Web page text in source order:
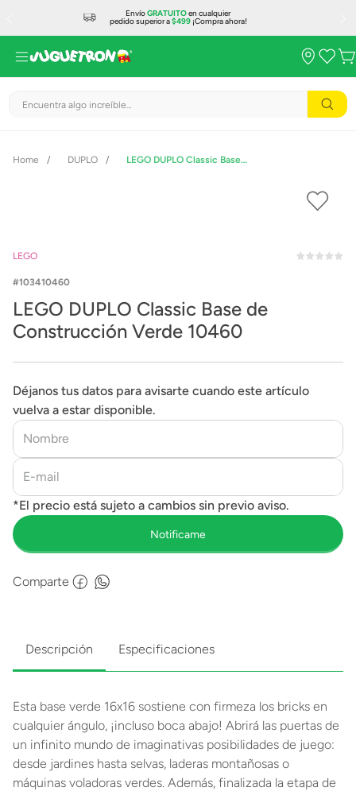
EnvíoGRATUITOen cualquier
pedido superior a$499¡Compra ahora!
Encuentra algo increíble...
DUPLO LEGO DUPLO Classic Base de Construcción Verde 10460
LEGO
103410460
LEGO DUPLO Classic Base de
Construcción Verde 10460
Déjanos tus datos para avisarte cuando este artículo
vuelva a estar disponible.
Comparte
Descripción Especificaciones
Esta base verde 16x16 sostiene con firmeza los bricks en
cualquier ángulo, ¡incluso boca abajo! Abrirá las puertas de
un infinito mundo de imaginativas posibilidades de juego:
desde jardines hasta selvas, laderas montañosas o
máquinas voladoras verdes. Además, finalizada la etapa de